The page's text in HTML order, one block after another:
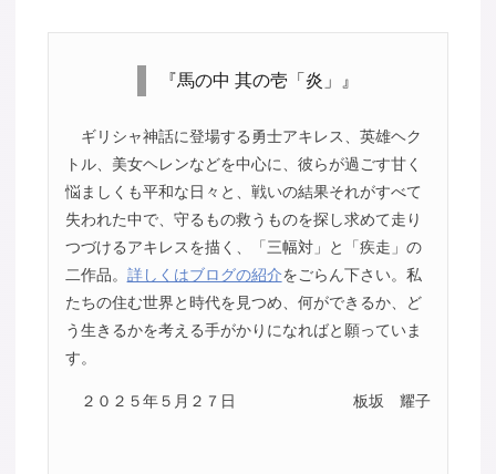
『馬の中 其の壱「炎」』
ギリシャ神話に登場する勇士アキレス、英雄ヘク
トル、美女ヘレンなどを中心に、彼らが過ごす甘く
悩ましくも平和な日々と、戦いの結果それがすべて
失われた中で、守るもの救うものを探し求めて走り
つづけるアキレスを描く、「三幅対」と「疾走」の
二作品。 詳しくはブログの紹介をごらん下さい。私
たちの住む世界と時代を見つめ、何ができるか、ど
う生きるかを考える手がかりになればと願っていま
す。
２０２５年５月２７日 板坂 耀子